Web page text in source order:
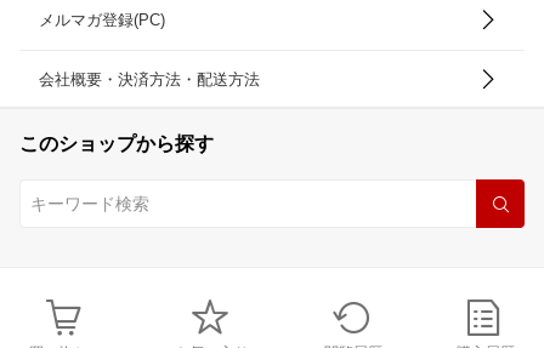
メルマガ登録(PC)
会社概要・決済方法・配送方法
このショップから探す